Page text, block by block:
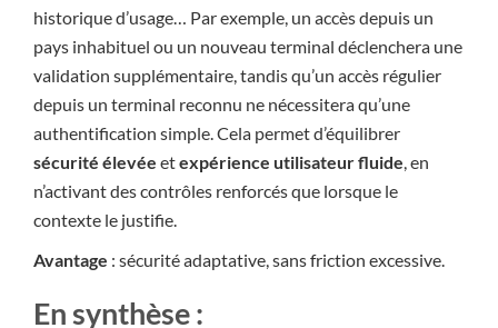
historique d’usage… Par exemple, un accès depuis un
pays inhabituel ou un nouveau terminal déclenchera une
validation supplémentaire, tandis qu’un accès régulier
depuis un terminal reconnu ne nécessitera qu’une
authentification simple. Cela permet d’équilibrer
sécurité élevée etexpérience utilisateur fluide, en
n’activant des contrôles renforcés que lorsque le
contexte le justifie.
Avantage : sécurité adaptative, sans friction excessive.
En synthèse :